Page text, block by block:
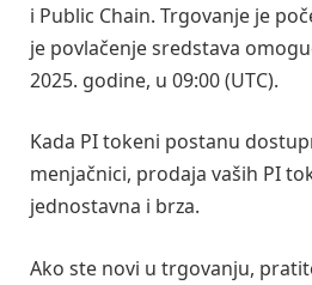
i Public Chain. Trgovanje je
je povlačenje sredstava
2025. godine, u 09:00 (UTC).
Kada PI tokeni postanu
menjačnici, prodaja vaših PI
jednostavna i brza.
Ako ste novi u trgovanju,